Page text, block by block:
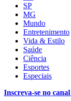
SP
MG
Mundo
Entretenimento
Vida & Estilo
Saúde
Ciência
Esportes
Especiais
Inscreva-se no canal